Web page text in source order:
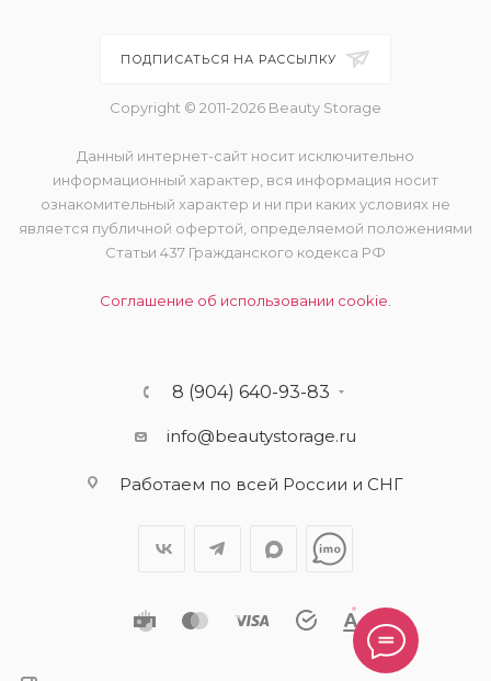
ПОДПИСАТЬСЯ НА РАССЫЛКУ
Copyright © 2011-2026 Beauty Storage
Данный интернет-сайт носит исключительно
информационный характер, вся информация носит
ознакомительный характер и ни при каких условиях не
является публичной офертой, определяемой положениями
Статьи 437 Гражданского кодекса РФ
Соглашение об использовании cookie.
8 (904) 640-93-83
info@beautystorage.ru
Работаем по всей России и СНГ